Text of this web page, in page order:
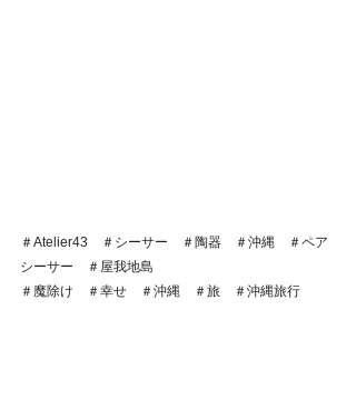
＃Atelier43　＃シーサー　＃陶器　＃沖縄　＃ペア
シーサー　＃屋我地島
＃魔除け　＃幸せ　＃沖縄　＃旅　＃沖縄旅行